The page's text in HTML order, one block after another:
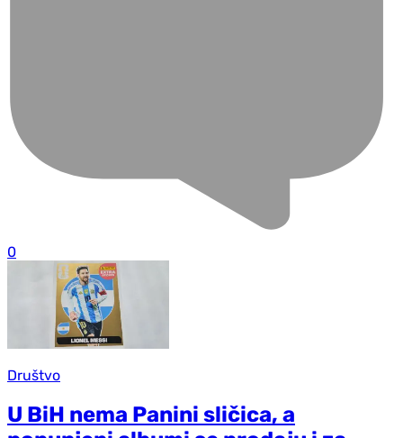
0
Društvo
U BiH nema Panini sličica, a